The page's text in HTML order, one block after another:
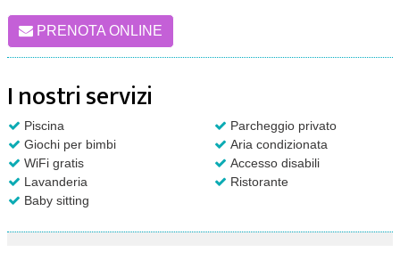
PRENOTA ONLINE
I nostri servizi
Piscina
Parcheggio privato
Giochi per bimbi
Aria condizionata
WiFi gratis
Accesso disabili
Lavanderia
Ristorante
Baby sitting